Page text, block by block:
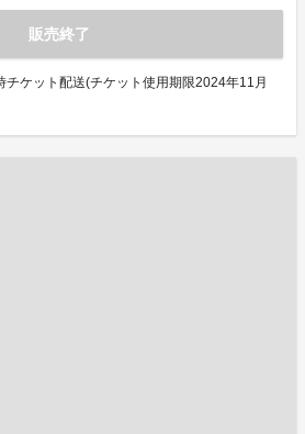
販売終了
チケット配送(チケット使用期限2024年11月